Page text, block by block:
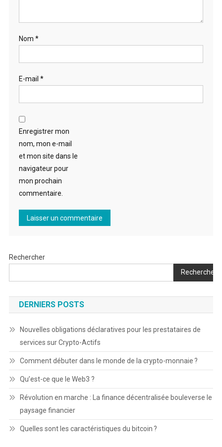
Nom *
E-mail *
Enregistrer mon
nom, mon e-mail
et mon site dans le
navigateur pour
mon prochain
commentaire.
Rechercher
Rechercher
DERNIERS POSTS
Nouvelles obligations déclaratives pour les prestataires de
services sur Crypto-Actifs
Comment débuter dans le monde de la crypto-monnaie ?
Qu’est-ce que le Web3 ?
Révolution en marche : La finance décentralisée bouleverse le
paysage financier
Quelles sont les caractéristiques du bitcoin ?